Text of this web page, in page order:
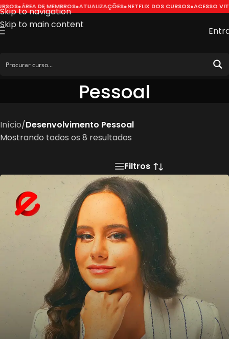
Skip to navigation
Skip to main content
●ÁREA DE MEMBROS●ATUALIZAÇÕES●NETFLIX DOS CURSOS●ACESSO
Desenvolvimento
Pessoal
Início/Desenvolvimento Pessoal
Mostrando todos os 8 resultados
Filtros